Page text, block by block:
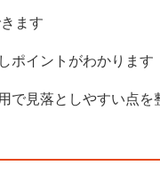
ます
ポイントがわかります
で見落としやすい点を